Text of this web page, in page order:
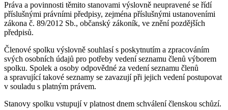
Práva a povinnosti těmito stanovami výslovně neupravené se řídí
příslušnými právními předpisy, zejména příslušnými ustanoveními
zákona č. 89/2012 Sb., občanský zákoník, ve znění pozdějších
předpisů.
Členové spolku výslovně souhlasí s poskytnutím a zpracováním
svých osobních údajů pro potřeby vedení seznamu členů výborem
spolku. Spolek a osoby odpovědné za vedení seznamu členů
a spravující takové seznamy se zavazují při jejich vedení postupovat
v souladu s platným právem.
Stanovy spolku vstupují v platnost dnem schválení členskou schůzí.